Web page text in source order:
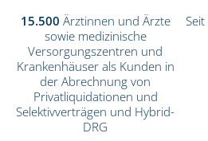
15.500 Ärztinnen und Ärzte
sowie medizinische
Versorgungszentren und
Krankenhäuser als Kunden in
der Abrechnung von
Privatliquidationen und
Selektivverträgen und Hybrid-
DRG
Seit